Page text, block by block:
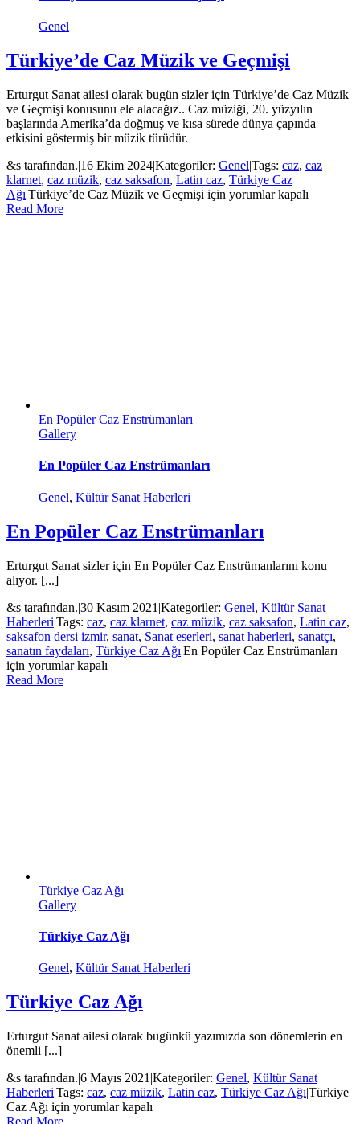
Genel
Türkiye’de Caz Müzik ve Geçmişi
Erturgut Sanat ailesi olarak bugün sizler için Türkiye’de Caz Müzik
ve Geçmişi konusunu ele alacağız.. Caz müziği, 20. yüzyılın
başlarında Amerika’da doğmuş ve kısa sürede dünya çapında
etkisini göstermiş bir müzik türüdür.
&s tarafından.|16 Ekim 2024|Kategoriler: Genel|Tags: caz, caz
klarnet, caz müzik, caz saksafon, Latin caz, Türkiye Caz
Ağı|Türkiye’de Caz Müzik ve Geçmişi için yorumlar kapalı
Read More
En Popüler Caz Enstrümanları
Gallery
En Popüler Caz Enstrümanları
Genel, Kültür Sanat Haberleri
En Popüler Caz Enstrümanları
Erturgut Sanat sizler için En Popüler Caz Enstrümanlarını konu
alıyor. [...]
&s tarafından.|30 Kasım 2021 |Kategoriler: Genel, Kültür Sanat
Haberleri|Tags: caz, caz klarnet, caz müzik, caz saksafon, Latin caz,
saksafon dersi izmir, sanat, Sanat eserleri, sanat haberleri, sanatçı,
sanatın faydaları, Türkiye Caz Ağı|En Popüler Caz Enstrümanları
için yorumlar kapalı
Read More
Türkiye Caz Ağı
Gallery
Türkiye Caz Ağı
Genel, Kültür Sanat Haberleri
Türkiye Caz Ağı
Erturgut Sanat ailesi olarak bugünkü yazımızda son dönemlerin en
önemli [...]
&s tarafından.|6 Mayıs 2021 |Kategoriler: Genel, Kültür Sanat
Haberleri|Tags: caz, caz müzik, Latin caz, Türkiye Caz Ağı|Türkiye
Caz Ağı için yorumlar kapalı
Read More